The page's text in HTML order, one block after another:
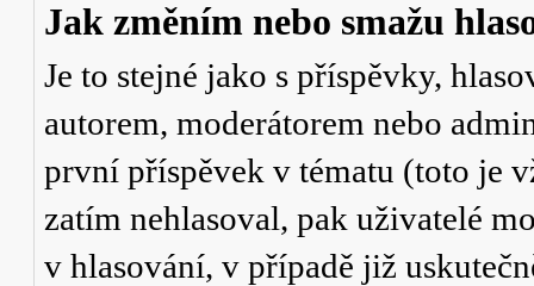
Jak změním nebo smažu
Je to stejné jako s příspěvky,
autorem, moderátorem nebo
první příspěvek v tématu (toto je
zatím nehlasoval, pak uživatelé
v hlasování, v případě již